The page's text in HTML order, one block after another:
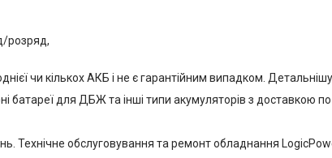
розряд,
чи кількох АКБ і не є гарантійним випадком.
для ДБЖ та інші типи акумуляторів з доставкою
Технічне обслуговування та ремонт обладнання